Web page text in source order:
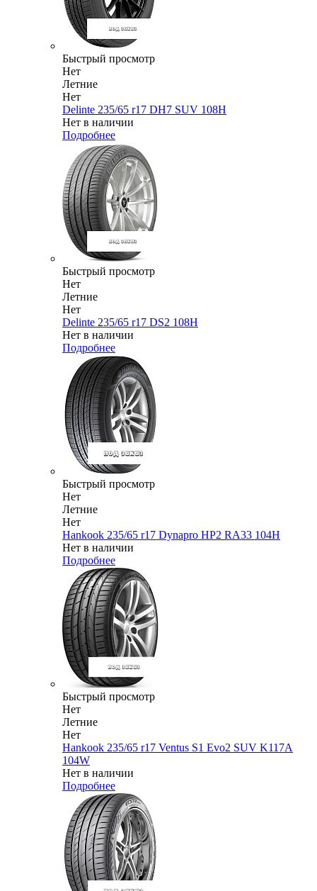
Быстрый просмотр
Нет
Летние
Нет
Delinte 235/65 r17 DH7 SUV 108H
Нет в наличии
Подробнее
Быстрый просмотр
Нет
Летние
Нет
Delinte 235/65 r17 DS2 108H
Нет в наличии
Подробнее
Быстрый просмотр
Нет
Летние
Нет
Hankook 235/65 r17 Dynapro HP2 RA33 104H
Нет в наличии
Подробнее
Быстрый просмотр
Нет
Летние
Нет
Hankook 235/65 r17 Ventus S1 Evo2 SUV K117A
104W
Нет в наличии
Подробнее